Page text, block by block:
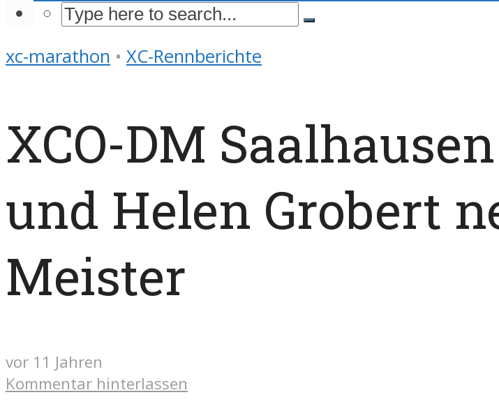
xc-marathon • XC-Rennberichte
XCO-DM
und Helen Grobert
Meister
vor 11 Jahren
Kommentar hinterlassen